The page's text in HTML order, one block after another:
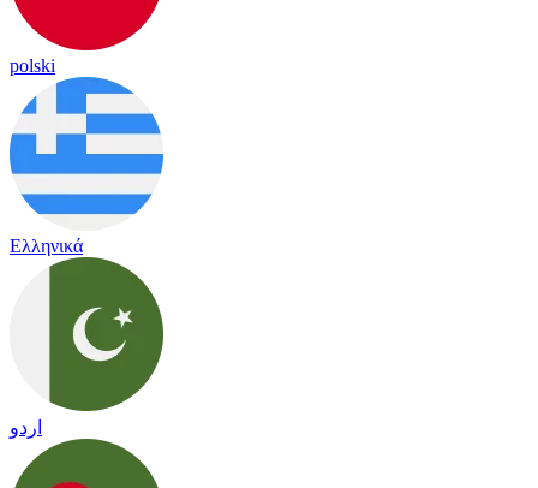
polski
Ελληνικά
اردو